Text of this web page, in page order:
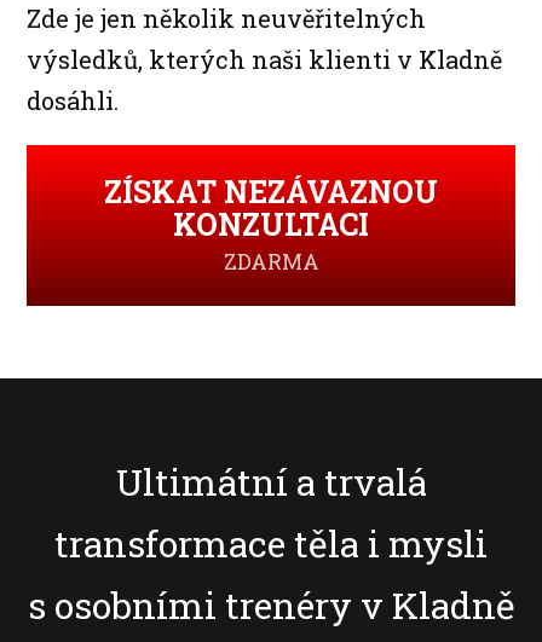
Zde je jen několik neuvěřitelných
výsledků, kterých naši klienti v Kladně
dosáhli.
ZÍSKAT NEZÁVAZNOU
KONZULTACI
ZDARMA
Ultimátní a trvalá
transformace těla i mysli
s osobními trenéry v Kladně